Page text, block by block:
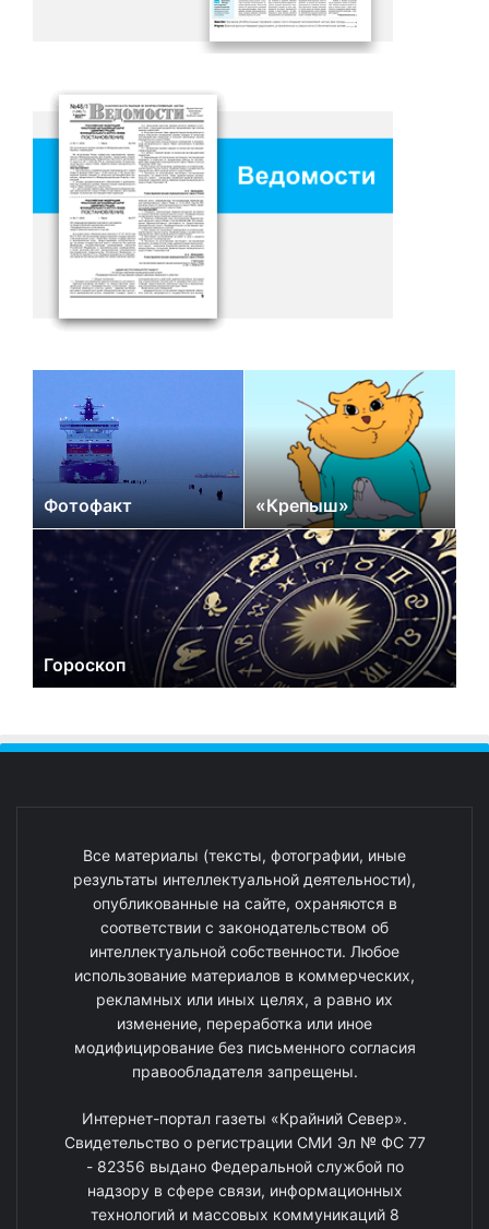
Фотофакт «Крепыш»
Гороскоп
Все материалы (тексты, фотографии, иные
результаты интеллектуальной деятельности),
опубликованные на сайте, охраняются в
соответствии с законодательством об
интеллектуальной собственности. Любое
использование материалов в коммерческих,
рекламных или иных целях, а равно их
изменение, переработка или иное
модифицирование без письменного согласия
правообладателя запрещены.
Интернет-портал газеты «Крайний Север».
Свидетельство о регистрации СМИ Эл № ФС 77
- 82356 выдано Федеральной службой по
надзору в сфере связи, информационных
технологий и массовых коммуникаций 8